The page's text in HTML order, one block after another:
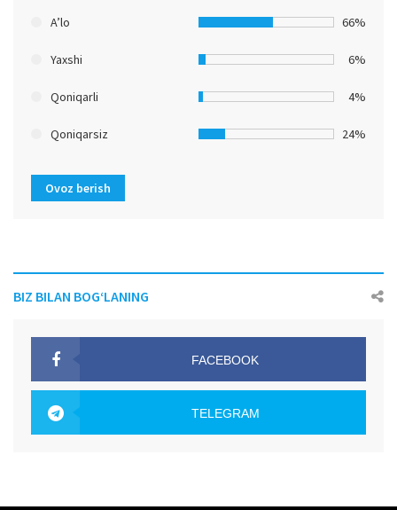
A’lo 66%
Yaxshi 6%
Qoniqarli 4%
Qoniqarsiz 24%
Ovoz berish
BIZ BILAN BOG‘LANING
FACEBOOK
TELEGRAM